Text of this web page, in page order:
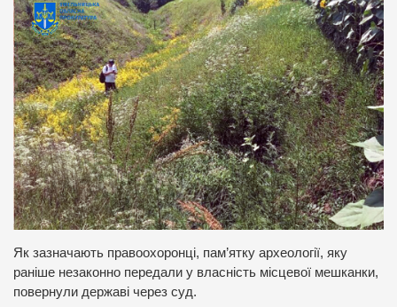
Як зазначають правоохоронці, пам’ятку археології, яку
раніше незаконно передали у власність місцевої мешканки,
повернули державі через суд.